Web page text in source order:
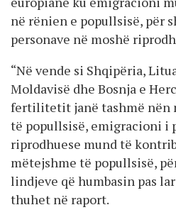
në rënien e popullsisë, për
personave në moshë
“Në vende si Shqipëria,
Moldavisë dhe Bosnja e
fertilitetit janë tashmë nën
të popullsisë, emigracioni i
riprodhuese mund të
mëtejshme të popullsisë,
lindjeve që humbasin pas
thuhet në raport.